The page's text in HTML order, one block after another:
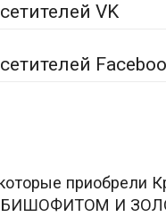
VK
приобрели
БИШОФИТОМ И